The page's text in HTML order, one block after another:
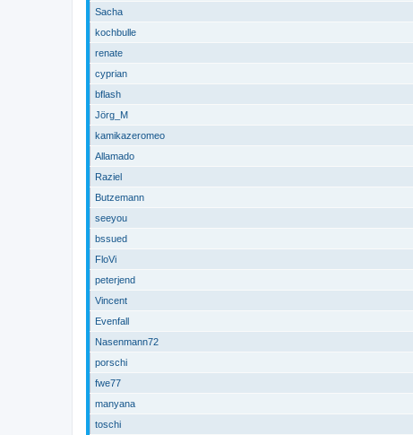
Sacha
kochbulle
renate
cyprian
bflash
Jörg_M
kamikazeromeo
Allamado
Raziel
Butzemann
seeyou
bssued
FloVi
peterjend
Vincent
Evenfall
Nasenmann72
porschi
fwe77
manyana
toschi